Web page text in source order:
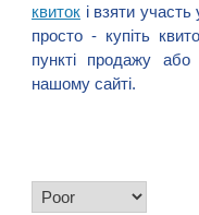
квитокі взяти участь
просто - купіть
пункті продажу
нашому сайті.